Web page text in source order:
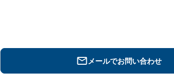
メールでお問い合わせ